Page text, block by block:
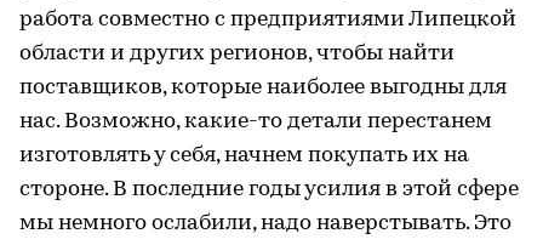
работа совместно с предприятиями Липецкой
области и других регионов, чтобы найти
поставщиков, которые наиболее выгодны для
нас. Возможно, какие-то детали перестанем
изготовлять у себя, начнем покупать их на
стороне. В последние годы усилия в этой сфере
мы немного ослабили, надо наверстывать. Это